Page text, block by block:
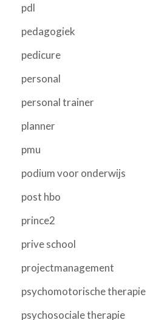
pdl
pedagogiek
pedicure
personal
personal trainer
planner
pmu
podium voor onderwijs
post hbo
prince2
prive school
projectmanagement
psychomotorische therapie
psychosociale therapie